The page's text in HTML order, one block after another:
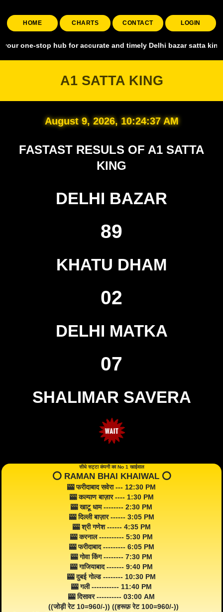
HOME CHARTS CONTACT LOGIN
hub for accurate and timely Delhi bazar satta king,
A1 SATTA KING
August 9, 2026, 10:24:38 AM
FASTAST RESULS OF A1 SATTA
KING
DELHI BAZAR
89
KHATU DHAM
02
DELHI MATKA
07
SHALIMAR SAVERA
सीधे सट्टा कंपनी का No 1 खाईवाल
⭕️ RAMAN BHAI KHAIWAL ⭕️
🎰 फरीदाबाद सवेरा --- 12:30 PM
🎰 कल्याण बाज़ार ---- 1:30 PM
🎰 खाटू धाम -------- 2:30 PM
🎰 दिल्ली बाज़ार ------ 3:05 PM
🎰 श्री गणेश ------ 4:35 PM
🎰 करनाल ---------- 5:30 PM
🎰 फरीदाबाद --------- 6:05 PM
🎰 गोवा किंग -------- 7:30 PM
🎰 गाजियाबाद ------- 9:40 PM
🎰 दुबई गोल्ड -------- 10:30 PM
🎰 गली ----------- 11:40 PM
🎰 दिसावर ---------- 03:00 AM
((जोड़ी रेट 10=960/-)) ((हरूफ़ रेट 100=960/-))